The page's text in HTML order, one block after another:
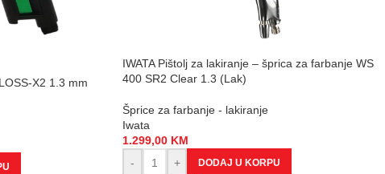
X2 1.3 mm
IWATA Pištolj za lakiranje – šprica za farbanje WS
400 SR2 Clear 1.3 (Lak)
Šprice za farbanje - lakiranje
Iwata
1.299,00 KM
-
+ DODAJ U KORPU